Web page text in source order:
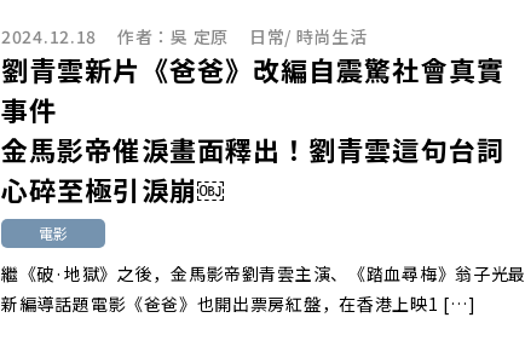
2024.12.18 作者：吳 定原 日常/ 時尚生活
劉青雲新片《爸爸》改編自震驚社會真實
事件
金馬影帝催淚畫面釋出！劉青雲這句台詞
心碎至極引淚崩￼
電影
繼《破·地獄》之後，金馬影帝劉青雲主演、《踏血尋梅》翁子光最
新編導話題電影《爸爸》也開出票房紅盤，在香港上映1 […]